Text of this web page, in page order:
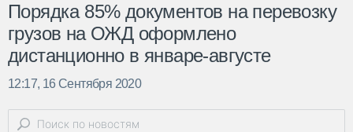
Порядка 85% документов на перевозку
грузов на ОЖД оформлено
дистанционно в январе-августе
12:17, 16 Сентября 2020